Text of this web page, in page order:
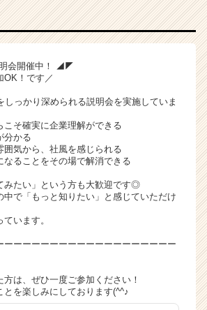
が
届
活
サ
イ
ト
チ
ア
ャ
リ
h
e
会開催中！ ◢◤
OK！です／
しっかり深められる説明会を実施していま
こそ確実に企業理解ができる
分かる
囲気から、社風を感じられる
なることをその場で解消できる
みたい」という方も大歓迎です◎
中で「もっと知りたい」と感じていただけ
います。
ーーーーーーーーーーーーーーーーーーー
は、ぜひ一度ご参加ください！
とを楽しみにしております(^^♪